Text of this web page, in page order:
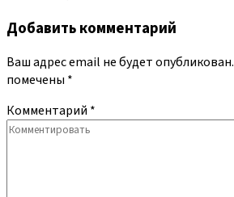
Добавить комментарий
Ваш адрес email не будет опубликован.
помечены *
Комментарий *